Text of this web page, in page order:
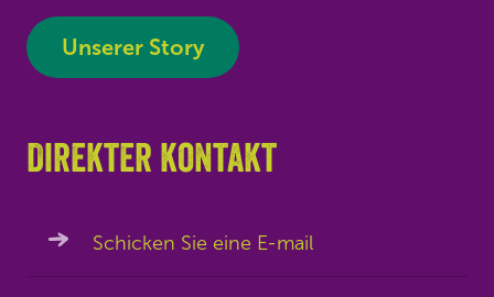
Unserer Story
Direkter kontakt
Schicken Sie eine E-mail